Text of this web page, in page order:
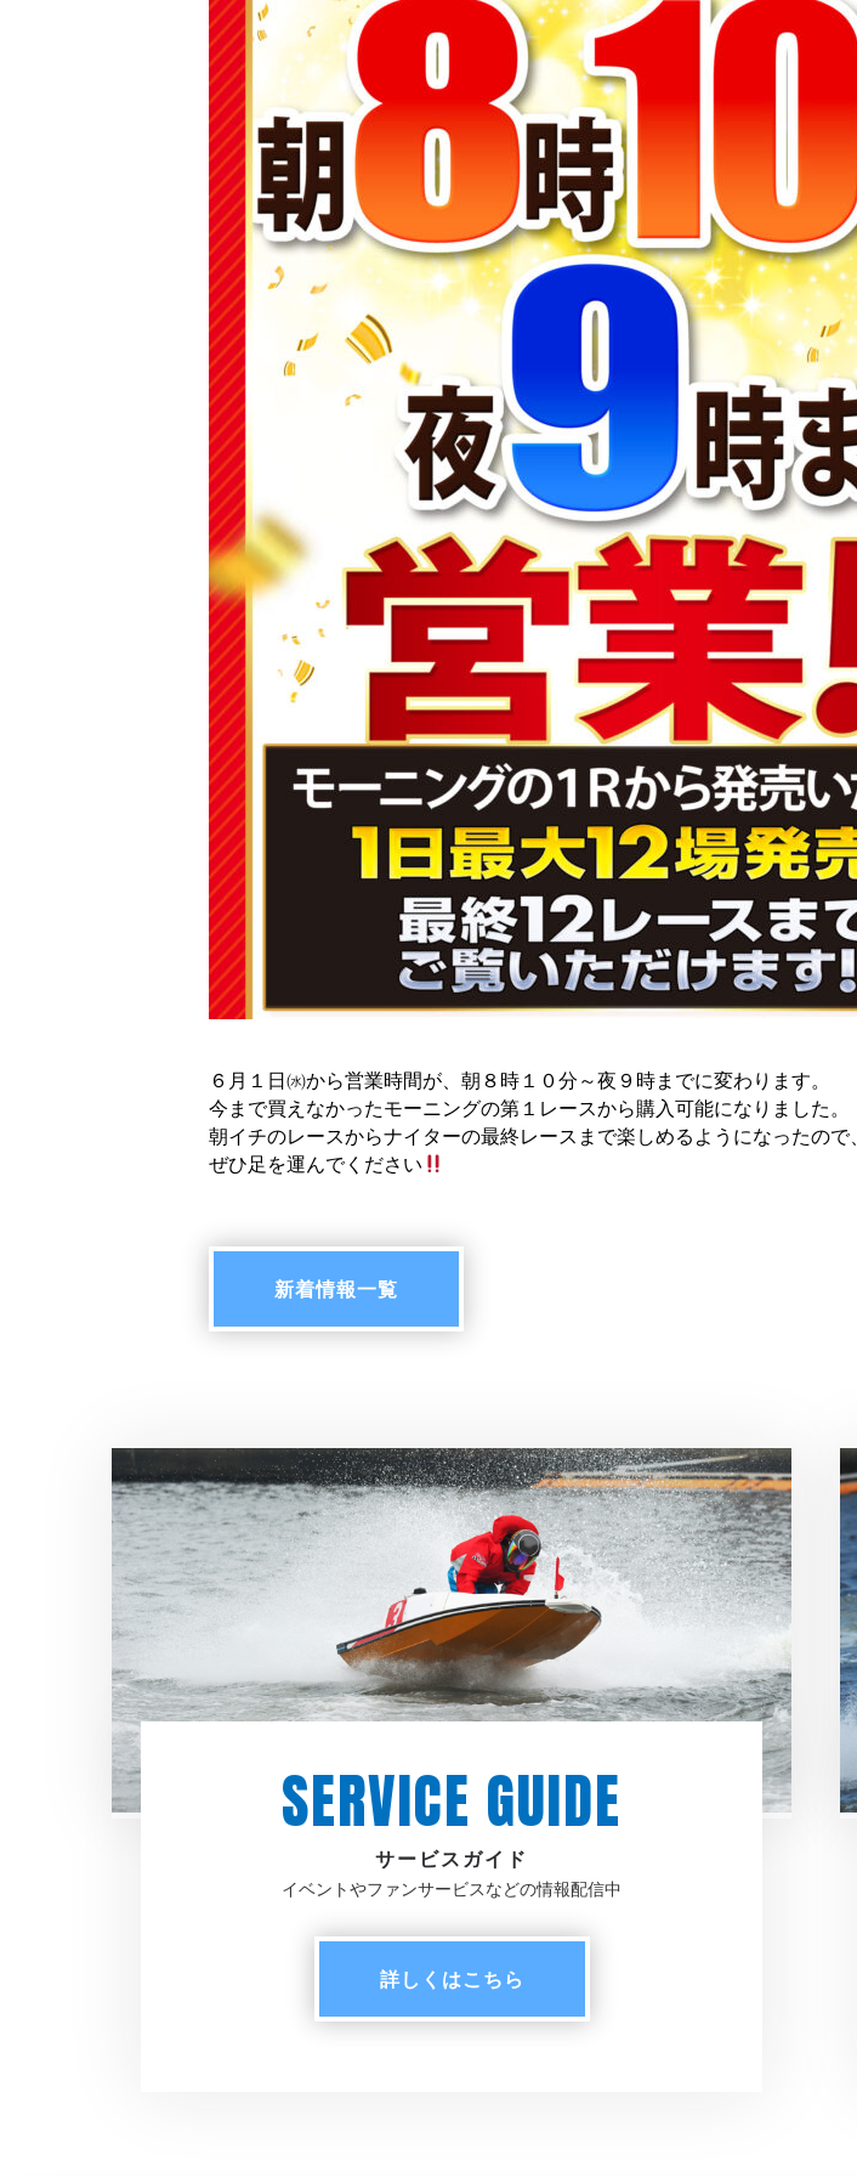
６月１日㈬から営業時間が、朝８時１０分～夜９時までに変わります。
今まで買えなかったモーニングの第１レースから購入可能になりました。
朝イチのレースからナイターの最終レースまで楽しめるようになったので、
ぜひ足を運んでください
新着情報一覧
SERVICE GUIDE
サービスガイド
イベントやファンサービスなどの情報配信中
詳しく はこちら